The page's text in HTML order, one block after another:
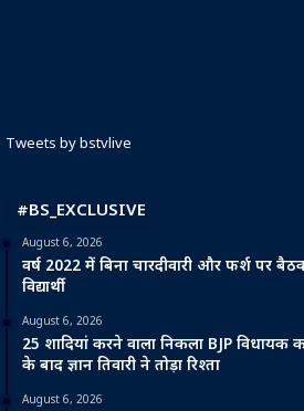
Tweets by bstvlive
#BS_EXCLUSIVE
August 6, 2026
वर्ष 2022 में बिना चारदीवारी और फर्श पर
विद्यार्थी
August 6, 2026
25 शादियां करने वाला निकला BJP
के बाद ज्ञान तिवारी ने तोड़ा रिश्ता
August 6, 2026